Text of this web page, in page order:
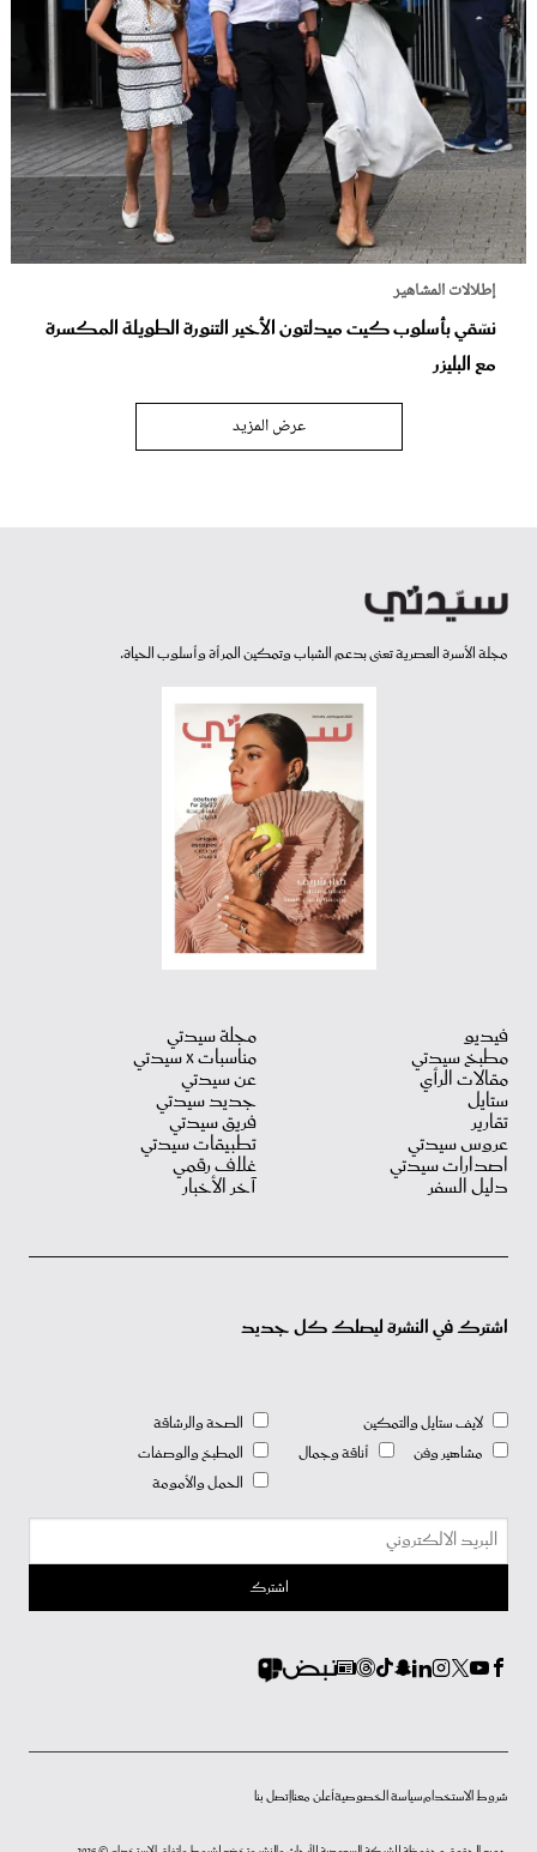
إطلالات المشاهير
نسّقي بأسلوب كيت ميدلتون الأخير التنورة الطويلة المكسرة
مع البليزر
عرض المزيد
مجلة الأسرة العصرية تعنى بدعم الشباب وتمكين المرأة وأسلوب الحياة.
فيديو
مطبخ سيدتي
مقالات الرأي
ستايل
تقارير
عروس سيدتي
اصدارات سيدتي
دليل السفر
مجلة سيدتي
مناسبات X سيدتي
عن سيدتي
جديد سيدتي
فريق سيدتي
تطبيقات سيدتي
غلاف رقمي
آخر الأخبار
اشترك في النشرة ليصلك كل جديد
لايف ستايل والتمكين
مشاهير وفن
أناقة وجمال
الصحة والرشاقة
المطبخ والوصفات
الحمل والأمومة
شروط الاستخدامسياسة الخصوصيةأعلن معناإتصل بنا